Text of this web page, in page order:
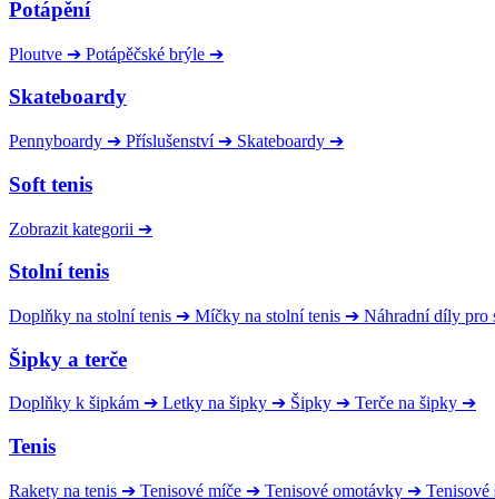
Potápění
Ploutve ➔ Potápěčské brýle ➔
Skateboardy
Pennyboardy ➔ Příslušenství ➔ Skateboardy ➔
Soft tenis
Zobrazit kategorii ➔
Stolní tenis
Doplňky na stolní tenis ➔ Míčky na stolní tenis ➔ Náhradní díly pro
Šipky a terče
Doplňky k šipkám ➔ Letky na šipky ➔ Šipky ➔ Terče na šipky ➔
Tenis
Rakety na tenis ➔ Tenisové míče ➔ Tenisové omotávky ➔ Tenisové